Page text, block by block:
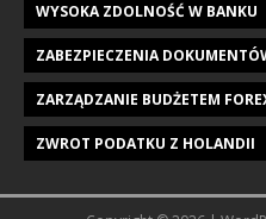
WYSOKA ZDOLNOŚĆ W BANKU
ZABEZPIECZENIA
ZARZĄDZANIE BUDŻETEM
ZWROT PODATKU Z HOLANDII